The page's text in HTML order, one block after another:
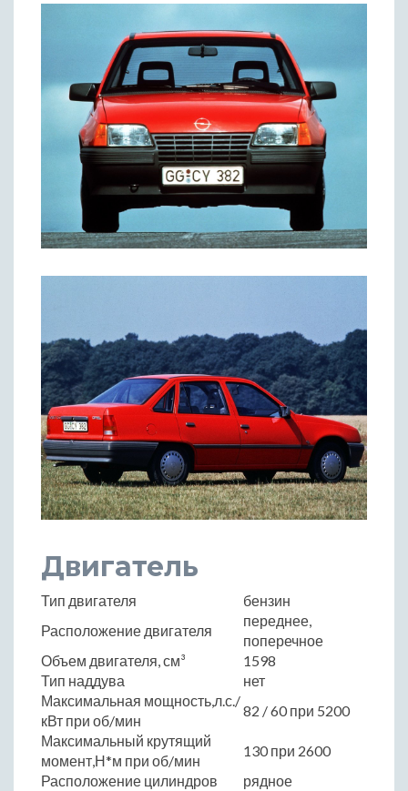
Двигатель
Тип двигателя
бензин
Расположение двигателя
переднее,
поперечное
Объем двигателя, см³
1598
Тип наддува
нет
Максимальная мощность,л.с./
кВт при об/мин
82 / 60 при 5200
Максимальный крутящий
момент,Н*м при об/мин
130 при 2600
Расположение цилиндров
рядное